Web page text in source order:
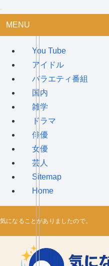
MENU
You Tube
アイドル
バラエティ番組
国内
雑学
ドラマ
俳優
女優
芸人
Sitemap
Home
気になることがありましたので。